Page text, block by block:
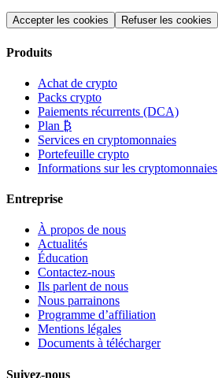
Accepter les cookies Refuser les cookies
Produits
Achat de crypto
Packs crypto
Paiements récurrents (DCA)
Plan ₿
Services en cryptomonnaies
Portefeuille crypto
Informations sur les cryptomonnaies
Entreprise
À propos de nous
Actualités
Éducation
Contactez-nous
Ils parlent de nous
Nous parrainons
Programme d’affiliation
Mentions légales
Documents à télécharger
Suivez-nous